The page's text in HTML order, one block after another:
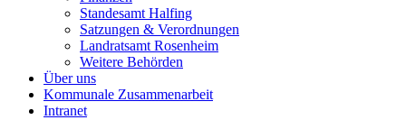
Standesamt Halfing
Satzungen & Verordnungen
Landratsamt Rosenheim
Weitere Behörden
Über uns
Kommunale Zusammenarbeit
Intranet